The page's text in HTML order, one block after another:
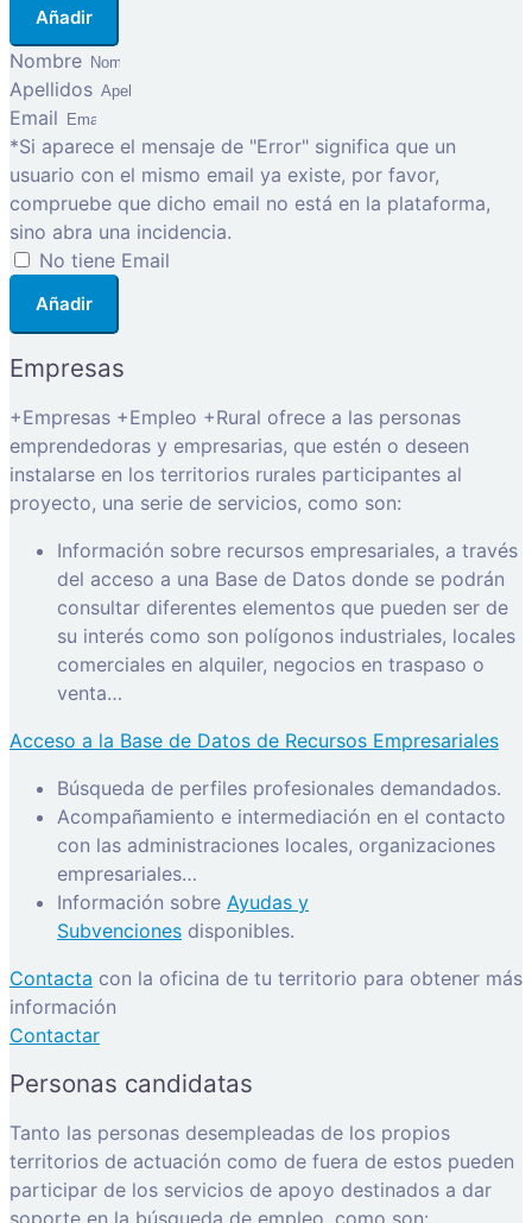
Añadir
Nombre
Apellidos
Email
*Si aparece el mensaje de "Error" significa que un
usuario con el mismo email ya existe, por favor,
compruebe que dicho email no está en la plataforma,
sino abra una incidencia.
No tiene Email
Añadir
Empresas
+Empresas +Empleo +Rural ofrece a las personas
emprendedoras y empresarias, que estén o deseen
instalarse en los territorios rurales participantes al
proyecto, una serie de servicios, como son:
Información sobre recursos empresariales, a través
del acceso a una Base de Datos donde se podrán
consultar diferentes elementos que pueden ser de
su interés como son polígonos industriales, locales
comerciales en alquiler, negocios en traspaso o
venta…
Acceso a la Base de Datos de Recursos Empresariales
Búsqueda de perfiles profesionales demandados.
Acompañamiento e intermediación en el contacto
con las administraciones locales, organizaciones
empresariales…
Información sobre Ayudas y
Subvenciones disponibles.
Contacta con la oficina de tu territorio para obtener más
información
Contactar
Personas candidatas
Tanto las personas desempleadas de los propios
territorios de actuación como de fuera de estos pueden
participar de los servicios de apoyo destinados a dar